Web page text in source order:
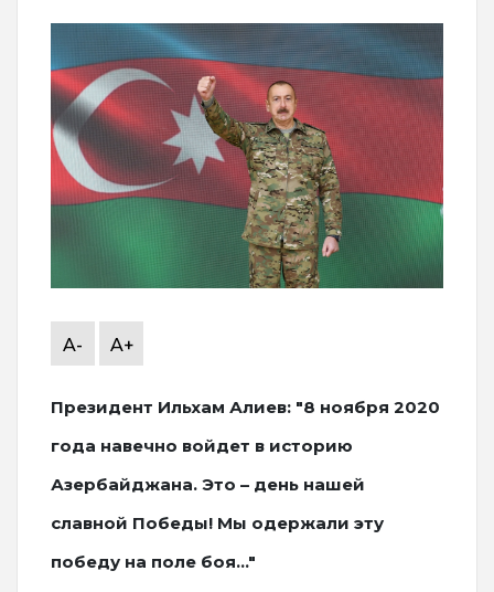
A- A+
Президент Ильхам Алиев: "8 ноября 2020
года навечно войдет в историю
Азербайджана. Это – день нашей
славной Победы! Мы одержали эту
победу на поле боя..."